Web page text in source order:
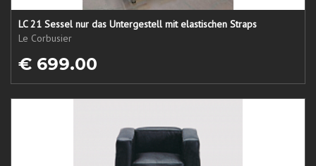
LC 21 Sessel nur das Untergestell mit elastischen Straps
Le Corbusier
€ 699.00